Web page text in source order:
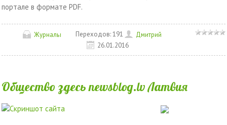
портале в формате PDF.
Журналы Переходов: 191
Дмитрий
26.01.2016
Общество здесь newsblog.lv Латвия